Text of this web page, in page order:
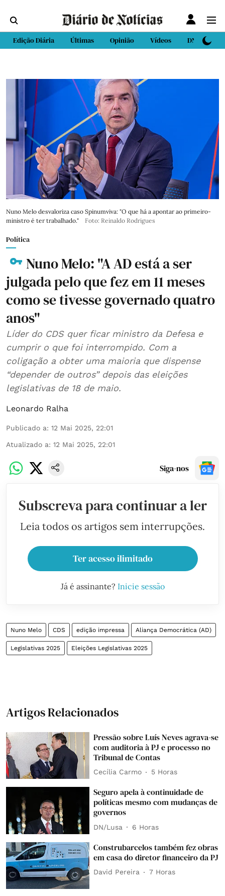
Edição Diária Últimas Opinião Vídeos DN Sport
Nuno Melo desvaloriza caso Spinumviva: "O que há a apontar ao primeiro-
ministro é ter trabalhado."
Foto: Reinaldo Rodrigues
Política
Nuno Melo: "A AD está a ser
julgada pelo que fez em 11 meses
como se tivesse governado quatro
anos"
Líder do CDS quer ficar ministro da Defesa e
cumprir o que foi interrompido. Com a
coligação a obter uma maioria que dispense
“depender de outros” depois das eleições
legislativas de 18 de maio.
Leonardo Ralha
Publicado a: 12 Mai 2025, 22:01
Atualizado a: 12 Mai 2025, 22:01
Siga-nos
Subscreva para continuar a ler
Leia todos os artigos sem interrupções.
Ter acesso ilimitado
Já é assinante? Inicie sessão
Nuno Melo CDS edição impressa Aliança Democrática (AD)
Legislativas 2025 Eleições Legislativas 2025
Artigos Relacionados
Pressão sobre Luís Neves agrava-se
com auditoria à PJ e processo no
Tribunal de Contas
Cecília Carmo 5 Horas
Seguro apela à continuidade de
políticas mesmo com mudanças de
governos
DN/Lusa 6 Horas
Construbarcelos também fez obras
em casa do diretor financeiro da PJ
David Pereira 7 Horas